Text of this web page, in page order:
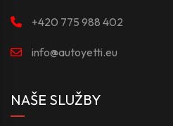
+420 775 988 402
info@autoyetti.eu
NAŠE SLUŽBY